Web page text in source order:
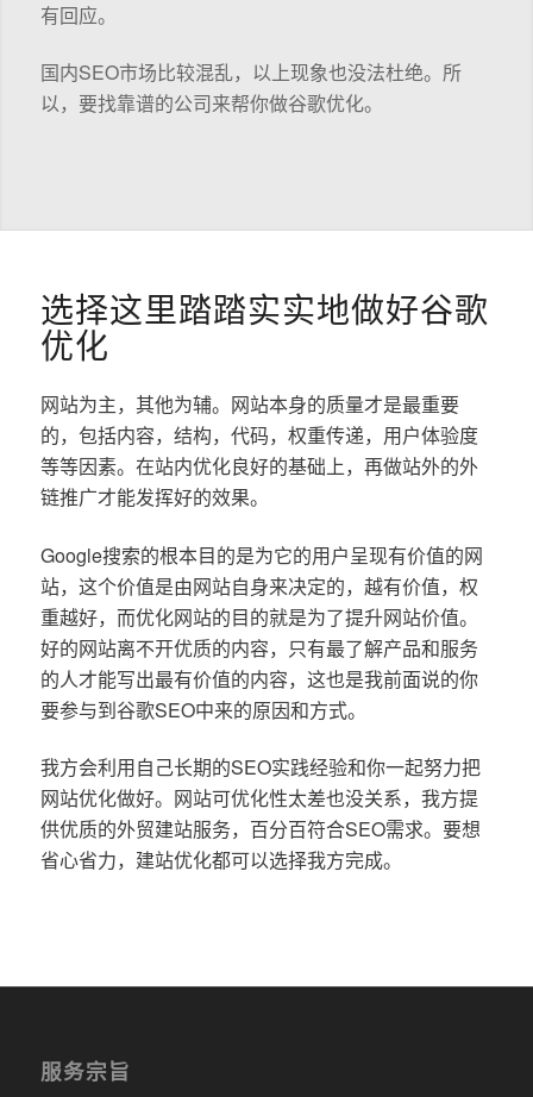
有回应。
国内SEO市场比较混乱，以上现象也没法杜绝。所
以，要找靠谱的公司来帮你做谷歌优化。
选择这里踏踏实实地做好谷歌
优化
网站为主，其他为辅。网站本身的质量才是最重要
的，包括内容，结构，代码，权重传递，用户体验度
等等因素。在站内优化良好的基础上，再做站外的外
链推广才能发挥好的效果。
Google搜索的根本目的是为它的用户呈现有价值的网
站，这个价值是由网站自身来决定的，越有价值，权
重越好，而优化网站的目的就是为了提升网站价值。
好的网站离不开优质的内容，只有最了解产品和服务
的人才能写出最有价值的内容，这也是我前面说的你
要参与到谷歌SEO中来的原因和方式。
我方会利用自己长期的SEO实践经验和你一起努力把
网站优化做好。网站可优化性太差也没关系，我方提
供优质的外贸建站服务，百分百符合SEO需求。要想
省心省力，建站优化都可以选择我方完成。
服务宗旨